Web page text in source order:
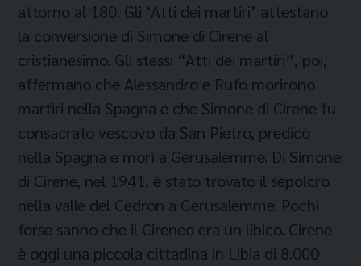
attorno al 180. Gli ‘Atti dei martiri’ attestano
la conversione di Simone di Cirene al
cristianesimo. Gli stessi “Atti dei martiri”, poi,
affermano che Alessandro e Rufo morirono
martiri nella Spagna e che Simone di Cirene fu
consacrato vescovo da San Pietro, predicò
nella Spagna e morì a Gerusalemme. Di Simone
di Cirene, nel 1941, è stato trovato il sepolcro
nella valle del Cedron a Gerusalemme. Pochi
forse sanno che il Cireneo era un libico. Cirene
è oggi una piccola cittadina in Libia di 8.000